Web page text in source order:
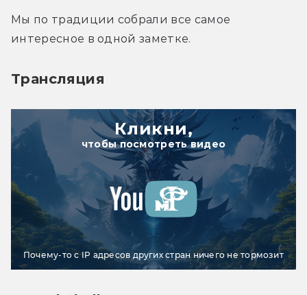
Мы по традиции собрали все самое
интересное в одной заметке.
Трансляция
Кликни,
чтобы посмотреть видео
Почему-то с IP адресов других стран ничего не тормозит